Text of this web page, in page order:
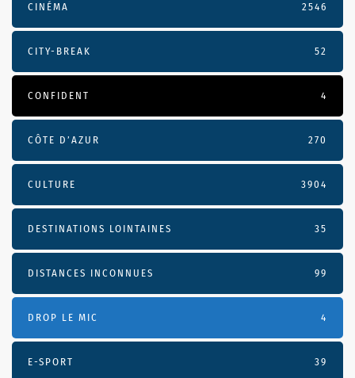
CINÉMA 2546
CITY-BREAK 52
CONFIDENT 4
CÔTE D’AZUR 270
CULTURE 3904
DESTINATIONS LOINTAINES 35
DISTANCES INCONNUES 99
DROP LE MIC 4
E-SPORT 39